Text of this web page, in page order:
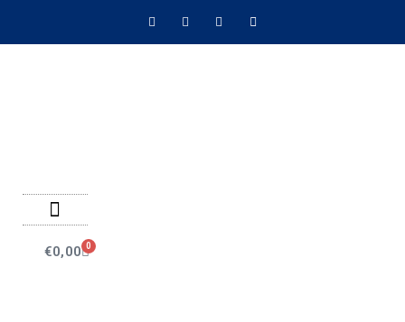
€0,00 0